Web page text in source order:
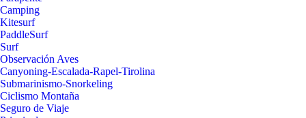
Camping
Kitesurf
PaddleSurf
Surf
Observación Aves
Canyoning-Escalada-Rapel-Tirolina
Submarinismo-Snorkeling
Ciclismo Montaña
Seguro de Viaje